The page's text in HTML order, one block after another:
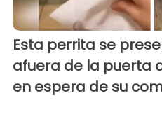
Esta perrita se
afuera de la puerta
en espera de su